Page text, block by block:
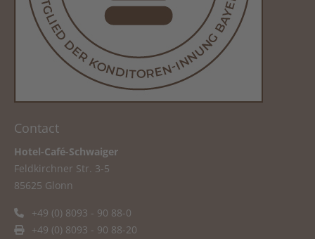
Contact
Hotel-Café-Schwaiger
Feldkirchner Str. 3-5
85625 Glonn
+49 (0) 8093 - 90 88-0
+49 (0) 8093 - 90 88-20